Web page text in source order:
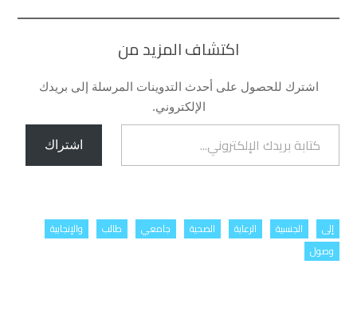
اكتشاف المزيد من
اشترك للحصول على أحدث التدوينات المرسلة إلى بريدك
الإلكتروني.
كتابة بريدك الإلكتروني...
اشتراك
إلى الجنسية الرعاية الصحية جامعي طالب
والإنجابية
وصول